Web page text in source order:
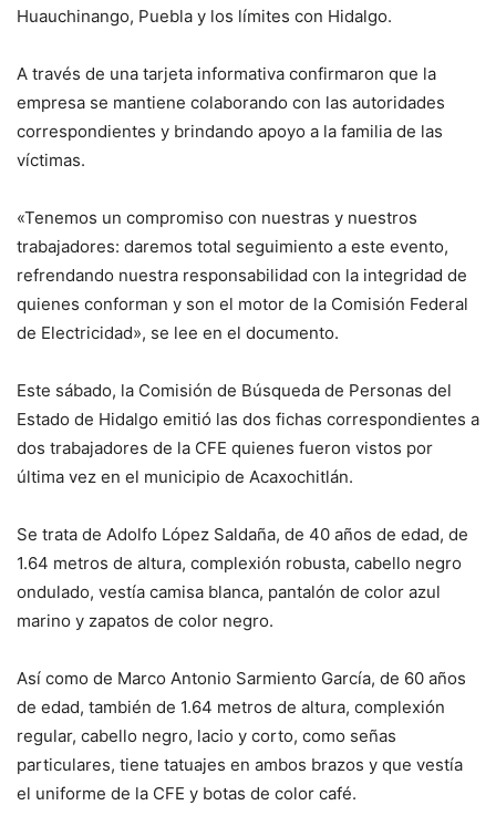
Huauchinango, Puebla y los límites con Hidalgo.
A través de una tarjeta informativa confirmaron que la
empresa se mantiene colaborando con las autoridades
correspondientes y brindando apoyo a la familia de las
víctimas.
«Tenemos un compromiso con nuestras y nuestros
trabajadores: daremos total seguimiento a este evento,
refrendando nuestra responsabilidad con la integridad de
quienes conforman y son el motor de la Comisión Federal
de Electricidad», se lee en el documento.
Este sábado, la Comisión de Búsqueda de Personas del
Estado de Hidalgo emitió las dos fichas correspondientes a
dos trabajadores de la CFE quienes fueron vistos por
última vez en el municipio de Acaxochitlán.
Se trata de Adolfo López Saldaña, de 40 años de edad, de
1.64 metros de altura, complexión robusta, cabello negro
ondulado, vestía camisa blanca, pantalón de color azul
marino y zapatos de color negro.
Así como de Marco Antonio Sarmiento García, de 60 años
de edad, también de 1.64 metros de altura, complexión
regular, cabello negro, lacio y corto, como señas
particulares, tiene tatuajes en ambos brazos y que vestía
el uniforme de la CFE y botas de color café.